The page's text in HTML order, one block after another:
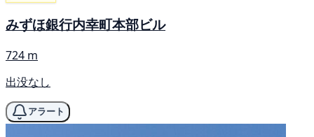
みずほ銀行内幸町本部ビル
724 m
出没なし
アラート